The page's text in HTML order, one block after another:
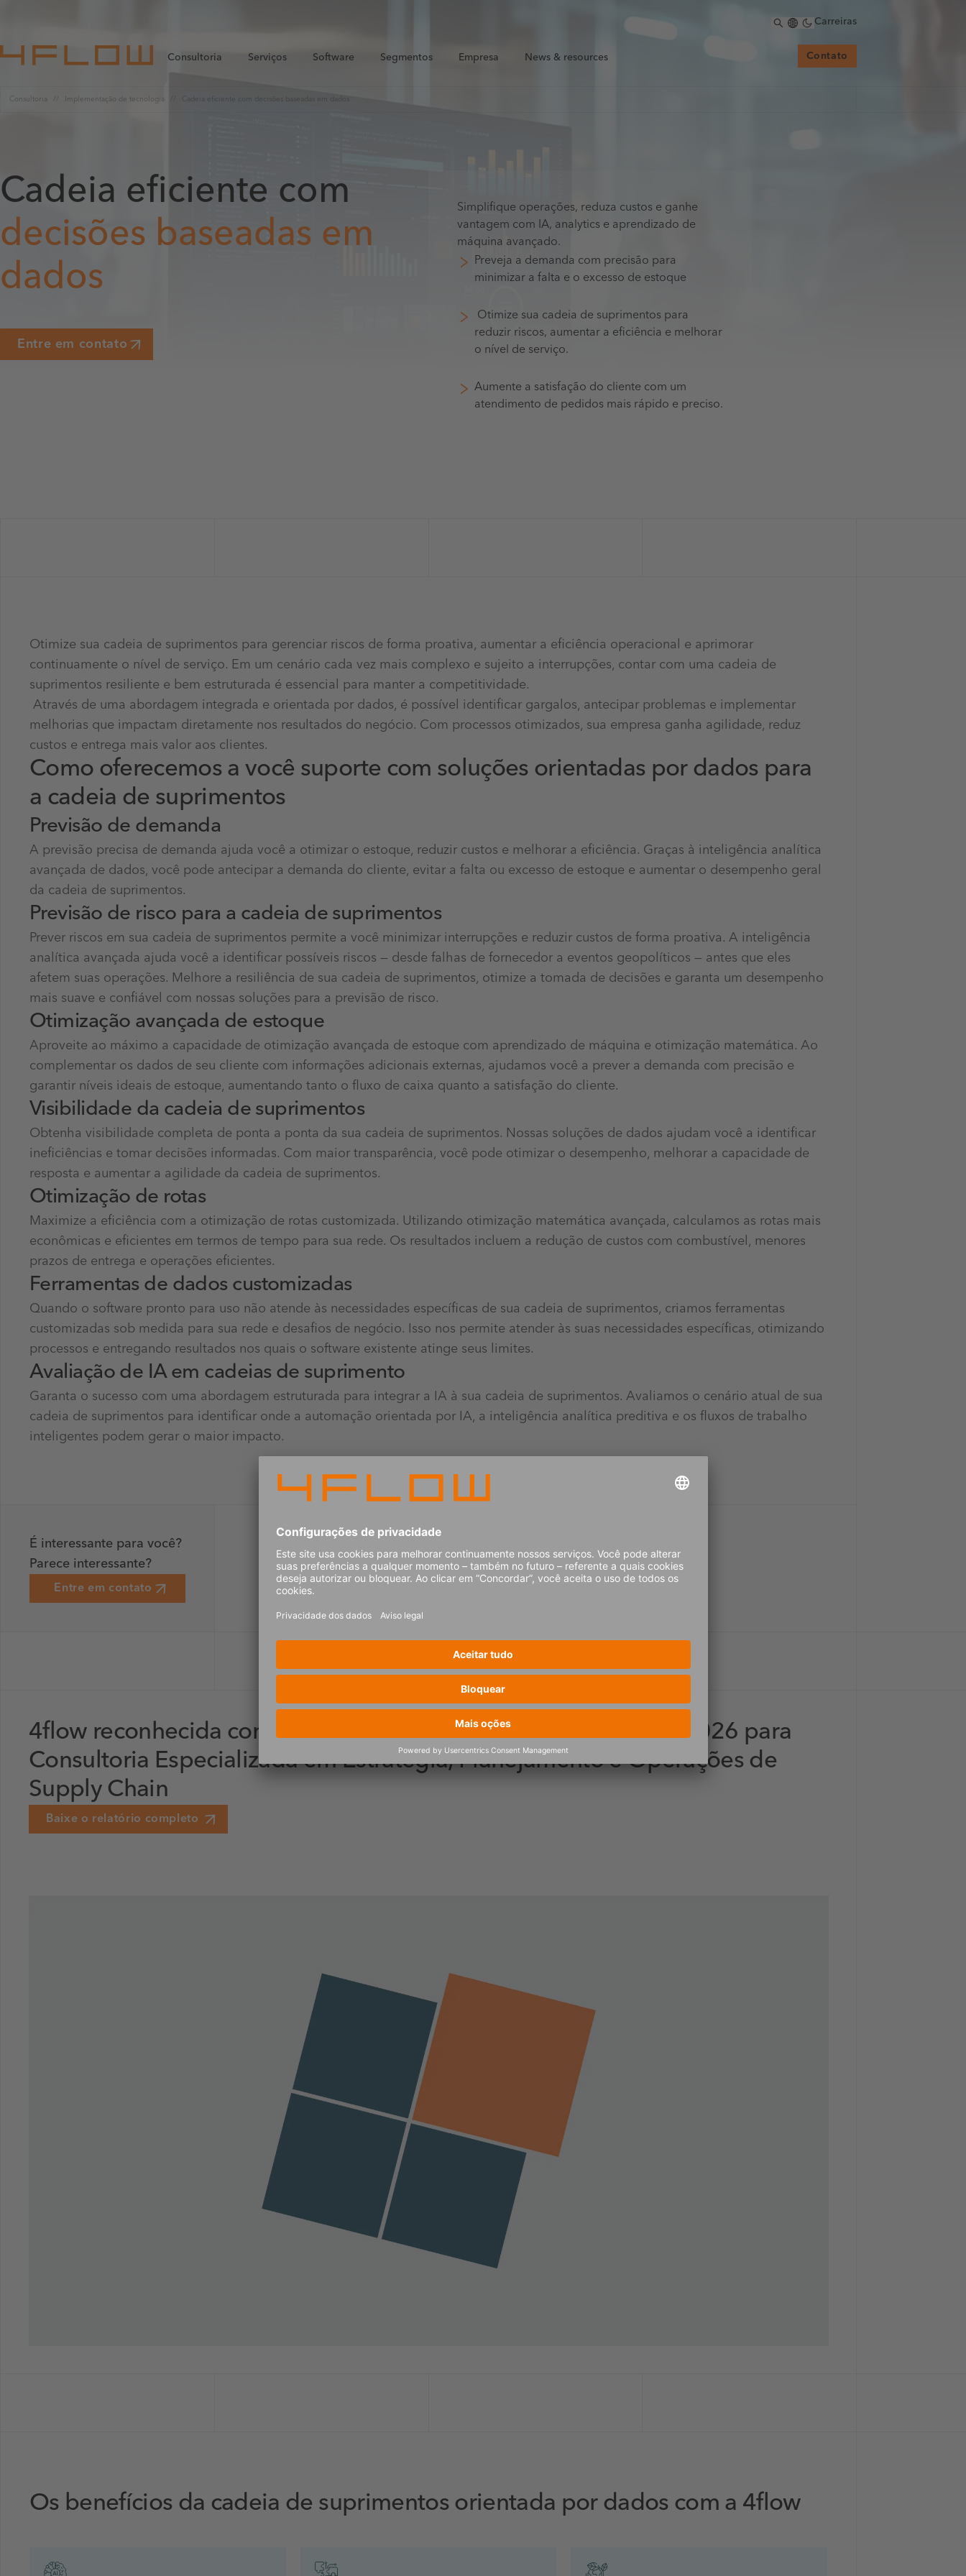
Contato
Consultoria Serviços Software Segmentos Empresa News & resources
Carreiras
Consultoria Implementação de tecnologia Cadeia eficiente com decisões baseadas em dados
Cadeia eficiente com
decisões baseadas em
dados
Entre em contato
Simplifique operações, reduza custos e ganhe
vantagem com IA, analytics e aprendizado de
máquina avançado.
Preveja a demanda com precisão para
minimizar a falta e o excesso de estoque
Otimize sua cadeia de suprimentos para
reduzir riscos, aumentar a eficiência e melhorar
o nível de serviço.
Aumente a satisfação do cliente com um
atendimento de pedidos mais rápido e preciso.
Otimize sua cadeia de suprimentos para gerenciar riscos de forma proativa, aumentar a eficiência operacional e aprimorar
continuamente o nível de serviço. Em um cenário cada vez mais complexo e sujeito a interrupções, contar com uma cadeia de
suprimentos resiliente e bem estruturada é essencial para manter a competitividade.
Através de uma abordagem integrada e orientada por dados, é possível identificar gargalos, antecipar problemas e implementar
melhorias que impactam diretamente nos resultados do negócio. Com processos otimizados, sua empresa ganha agilidade, reduz
custos e entrega mais valor aos clientes.
Como oferecemos a você suporte com soluções orientadas por dados para
a cadeia de suprimentos
Previsão de demanda
A previsão precisa de demanda ajuda você a otimizar o estoque, reduzir custos e melhorar a eficiência. Graças à inteligência analítica
avançada de dados, você pode antecipar a demanda do cliente, evitar a falta ou excesso de estoque e aumentar o desempenho geral
da cadeia de suprimentos.
Previsão de risco para a cadeia de suprimentos
Prever riscos em sua cadeia de suprimentos permite a você minimizar interrupções e reduzir custos de forma proativa. A inteligência
analítica avançada ajuda você a identificar possíveis riscos — desde falhas de fornecedor a eventos geopolíticos — antes que eles
afetem suas operações. Melhore a resiliência de sua cadeia de suprimentos, otimize a tomada de decisões e garanta um desempenho
mais suave e confiável com nossas soluções para a previsão de risco.
Otimização avançada de estoque
Aproveite ao máximo a capacidade de otimização avançada de estoque com aprendizado de máquina e otimização matemática. Ao
complementar os dados de seu cliente com informações adicionais externas, ajudamos você a prever a demanda com precisão e
garantir níveis ideais de estoque, aumentando tanto o fluxo de caixa quanto a satisfação do cliente.
Visibilidade da cadeia de suprimentos
Obtenha visibilidade completa de ponta a ponta da sua cadeia de suprimentos. Nossas soluções de dados ajudam você a identificar
ineficiências e tomar decisões informadas. Com maior transparência, você pode otimizar o desempenho, melhorar a capacidade de
resposta e aumentar a agilidade da cadeia de suprimentos.
Otimização de rotas
Maximize a eficiência com a otimização de rotas customizada. Utilizando otimização matemática avançada, calculamos as rotas mais
econômicas e eficientes em termos de tempo para sua rede. Os resultados incluem a redução de custos com combustível, menores
prazos de entrega e operações eficientes.
Ferramentas de dados customizadas
Quando o software pronto para uso não atende às necessidades específicas de sua cadeia de suprimentos, criamos ferramentas
customizadas sob medida para sua rede e desafios de negócio. Isso nos permite atender às suas necessidades específicas, otimizando
processos e entregando resultados nos quais o software existente atinge seus limites.
Avaliação de IA em cadeias de suprimento
Garanta o sucesso com uma abordagem estruturada para integrar a IA à sua cadeia de suprimentos. Avaliamos o cenário atual de sua
cadeia de suprimentos para identificar onde a automação orientada por IA, a inteligência analítica preditiva e os fluxos de trabalho
inteligentes podem gerar o maior impacto.
É interessante para você?
Parece interessante?
Entre em contato
4flow reconhecida como Líder no Gartner® Magic Quadrant™ 2026 para
Consultoria Especializada em Estratégia, Planejamento e Operações de
Supply Chain
Baixe o relatório completo
Os benefícios da cadeia de suprimentos orientada por dados com a 4flow